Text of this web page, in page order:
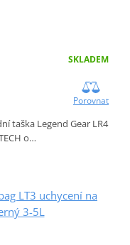
SKLADEM
Porovnat
taška Legend Gear LR4
o…
LT3 uchycení na
3-5L